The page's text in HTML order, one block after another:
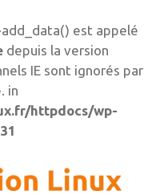
est appelé
depuis la version
IE sont ignorés par
in
httpdocs/wp-